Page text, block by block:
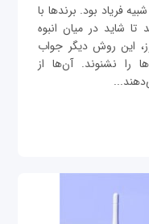
فریاد بود. برندها با
تا شاید در میان انبوه
این روش دیگر جواب
را نشنوند. آن‌ها از